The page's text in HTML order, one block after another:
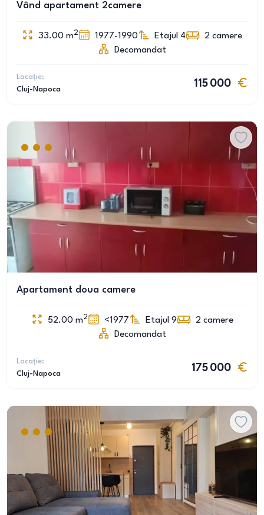
Vând apartament 2camere
33.00 m2 1977-1990 Etajul 4 2 camere
Decomandat
Locație:
Cluj-Napoca
115 000
Apartament doua camere
52.00 m2 <1977 Etajul 9 2 camere
Decomandat
Locație:
Cluj-Napoca
175 000